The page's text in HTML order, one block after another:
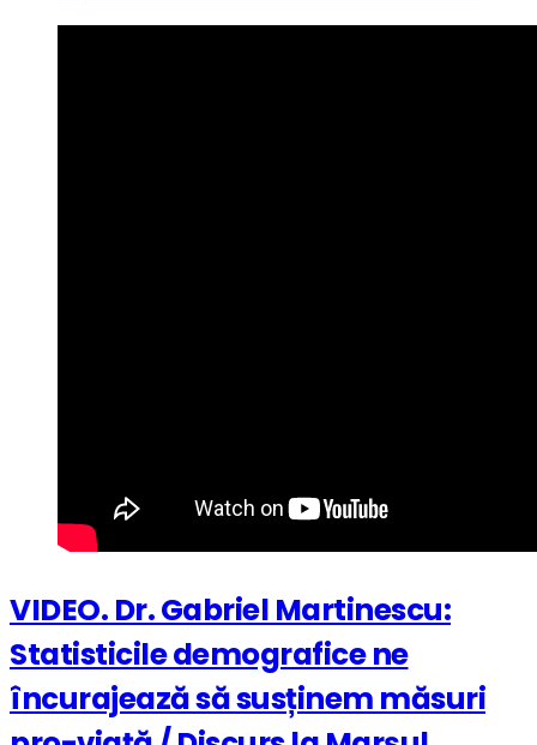
VIDEO. Dr. Gabriel Martinescu:
Statisticile demografice ne
încurajează să susținem măsuri